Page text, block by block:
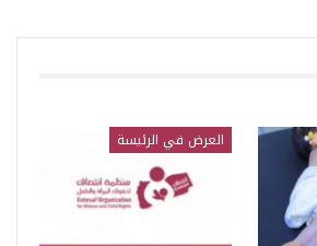
العرض في الرئيسة